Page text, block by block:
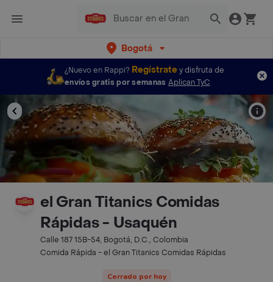
Bogotá
¿Nuevo en Rappi? Regístratey disfruta de
envíos gratis por semanas Aplican TyC
el Gran Titanics Comidas
Rápidas - Usaquén
Calle 187 15B-54, Bogotá, D.C., Colombia
Comida Rápida - el Gran Titanics Comidas Rápidas
Cerrado por hoy